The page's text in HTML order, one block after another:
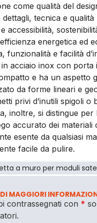
come qualità del
dettagli, tecnica e
accessibilità,
energetica ed
funzionalità e facilità
acciaio inox con porta
e ha un aspetto
da forme lineari e
privi d’inutili spigoli o
inoltre, si distingue
accurato dei
esente da qualsiasi
facile da pulire.
a muro per moduli
MAGGIORI
contrassegnati con *